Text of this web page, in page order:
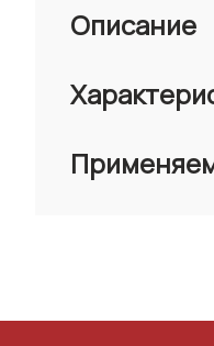
Описание